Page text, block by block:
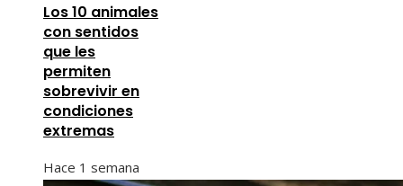
Los 10 animales
con sentidos
que les
permiten
sobrevivir en
condiciones
extremas
Hace 1 semana